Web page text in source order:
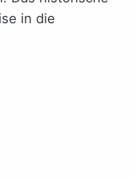
in die